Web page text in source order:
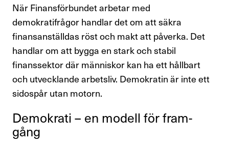
Pressmeddelanden
Perspektiv
Nyheter
Finansförbundets åsikter
När Finansförbundet arbetar med
demokratifrågor handlar det om att säkra
finansanställdas röst och makt att påverka. Det
handlar om att bygga en stark och stabil
finanssektor där människor kan ha ett hållbart
och utvecklande arbetsliv. Demokratin är inte ett
sidospår utan motorn.
Demo­krati – en modell för fram­
gång